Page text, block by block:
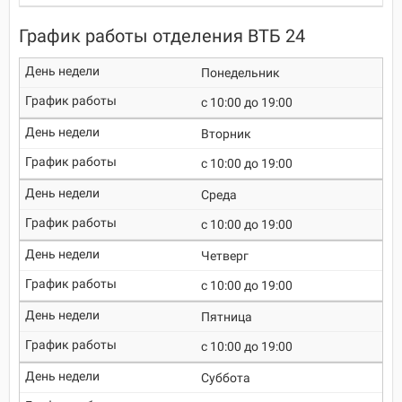
График работы отделения ВТБ 24
Понедельник
c 10:00 до 19:00
Вторник
c 10:00 до 19:00
Среда
c 10:00 до 19:00
Четверг
c 10:00 до 19:00
Пятница
c 10:00 до 19:00
Суббота